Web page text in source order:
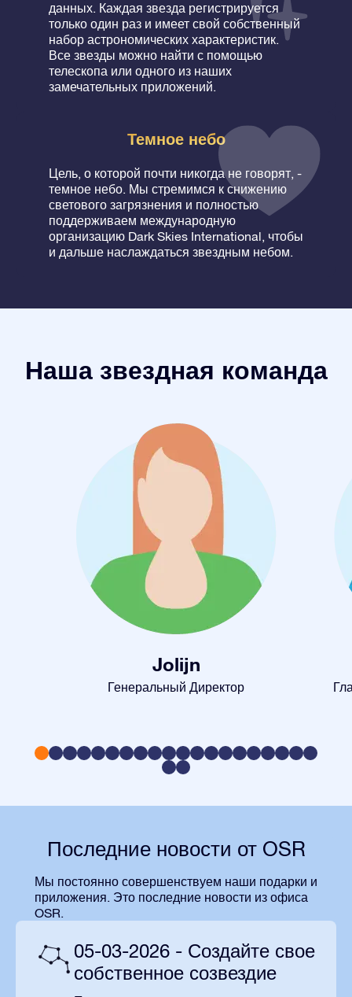
данных. Каждая звезда регистрируется
только один раз и имеет свой собственный
набор астрономических характеристик.
Все звезды можно найти с помощью
телескопа или одного из наших
замечательных приложений.
Темное небо
Цель, о которой почти никогда не говорят, -
темное небо. Мы стремимся к снижению
светового загрязнения и полностью
поддерживаем международную
организацию Dark Skies International, чтобы
и дальше наслаждаться звездным небом.
Наша звездная команда
Jolijn
Генеральный Директор
Последние новости от OSR
Мы постоянно совершенствуем наши подарки и
приложения. Это последние новости из офиса
OSR.
05-03-2026 - Создайте свое
собственное созвездие